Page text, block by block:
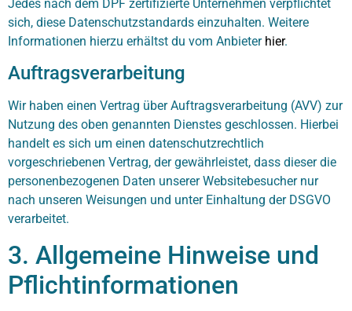
Jedes nach dem DPF zertifizierte Unternehmen verpflichtet
sich, diese Datenschutzstandards einzuhalten. Weitere
Informationen hierzu erhältst du vom Anbieter hier.
Auftragsverarbeitung
Wir haben einen Vertrag über Auftragsverarbeitung (AVV) zur
Nutzung des oben genannten Dienstes geschlossen. Hierbei
handelt es sich um einen datenschutzrechtlich
vorgeschriebenen Vertrag, der gewährleistet, dass dieser die
personenbezogenen Daten unserer Websitebesucher nur
nach unseren Weisungen und unter Einhaltung der DSGVO
verarbeitet.
3. Allgemeine Hinweise und
Pflichtinformationen